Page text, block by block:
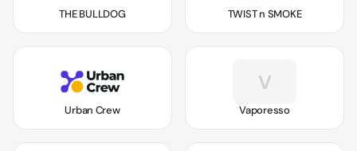
THE BULLDOG TWIST n SMOKE
Urban Crew
V
Vaporesso